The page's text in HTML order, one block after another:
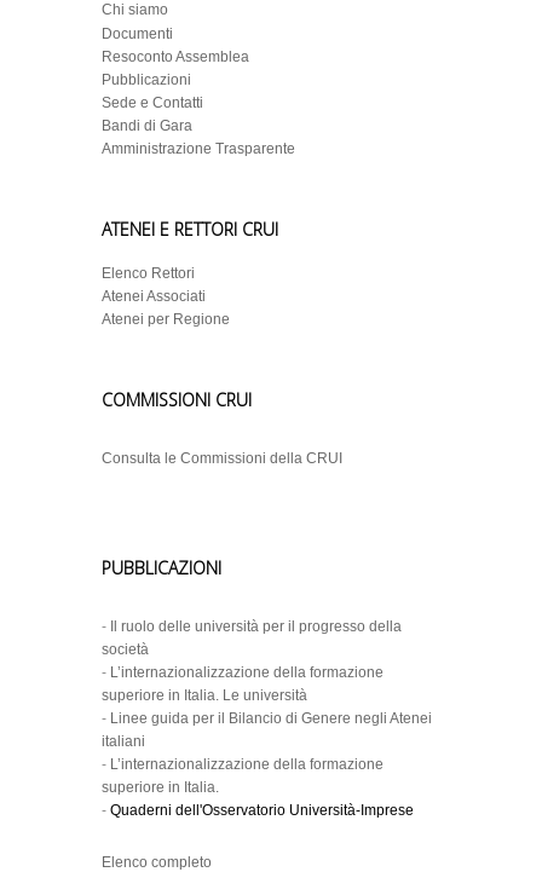
Chi siamo
Documenti
Resoconto Assemblea
Pubblicazioni
Sede e Contatti
Bandi di Gara
Amministrazione Trasparente
ATENEI E RETTORI CRUI
Elenco Rettori
Atenei Associati
Atenei per Regione
COMMISSIONI CRUI
Consulta le Commissioni della CRUI
PUBBLICAZIONI
-
Il ruolo delle università per il progresso della
società
- L’internazionalizzazione della formazione
superiore in Italia. Le università
- Linee guida per il Bilancio di Genere negli Atenei
italiani
- L’internazionalizzazione della formazione
superiore in Italia.
- Quaderni dell'Osservatorio Università-Imprese
Elenco completo